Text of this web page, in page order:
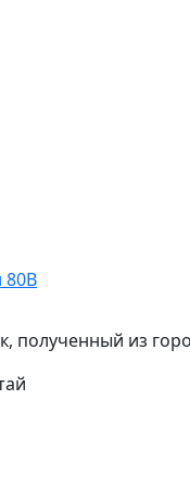
80B
полученный из